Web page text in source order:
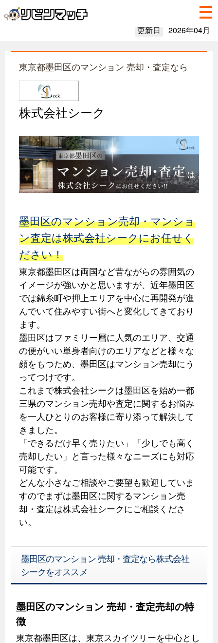
更新日 2026年04月
東京都墨田区のマンション 売却・査定なら
株式会社シーク
墨田区のマンション売却・マンショ
ン査定は株式会社シークにお任せく
ださい！
東京都墨田区は両国など昔ながらの雰囲気の
イメージが強いかと思いますが、近年墨田区
では錦糸町や押上エリアを中心に再開発が進
んでいて住みやすい街へと変化してきており
ます。
墨田区はファミリー層に人気のエリア、交通
の便がいい単身者向けのエリアなどと様々な
顔をもつため、墨田区はマンション売却にう
ってつけです。
これまで株式会社シークは墨田区を始め一都
三県のマンション売却や査定に関するお悩み
を一人ひとりのお客様に寄り添って解決して
きました。
「できるだけ早く売りたい」「少しでも高く
売却したい」と言った様々なニーズにも対応
可能です。
どんな小さなご相談やご要望も歓迎していま
すのでまずは墨田区に関するマンション売
却・査定は株式会社シークにご相談くださ
い。
墨田区のマンション 売却・査定なら株式会社
シークをオススメ
墨田区のマンション 売却・査定売却の特
徴
東京都墨田区は、東京スカイツリーを中心とし